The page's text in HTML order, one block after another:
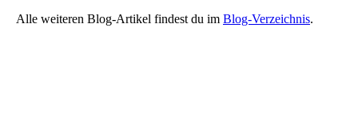
Alle weiteren Blog-Artikel findest du im Blog-Verzeichnis.